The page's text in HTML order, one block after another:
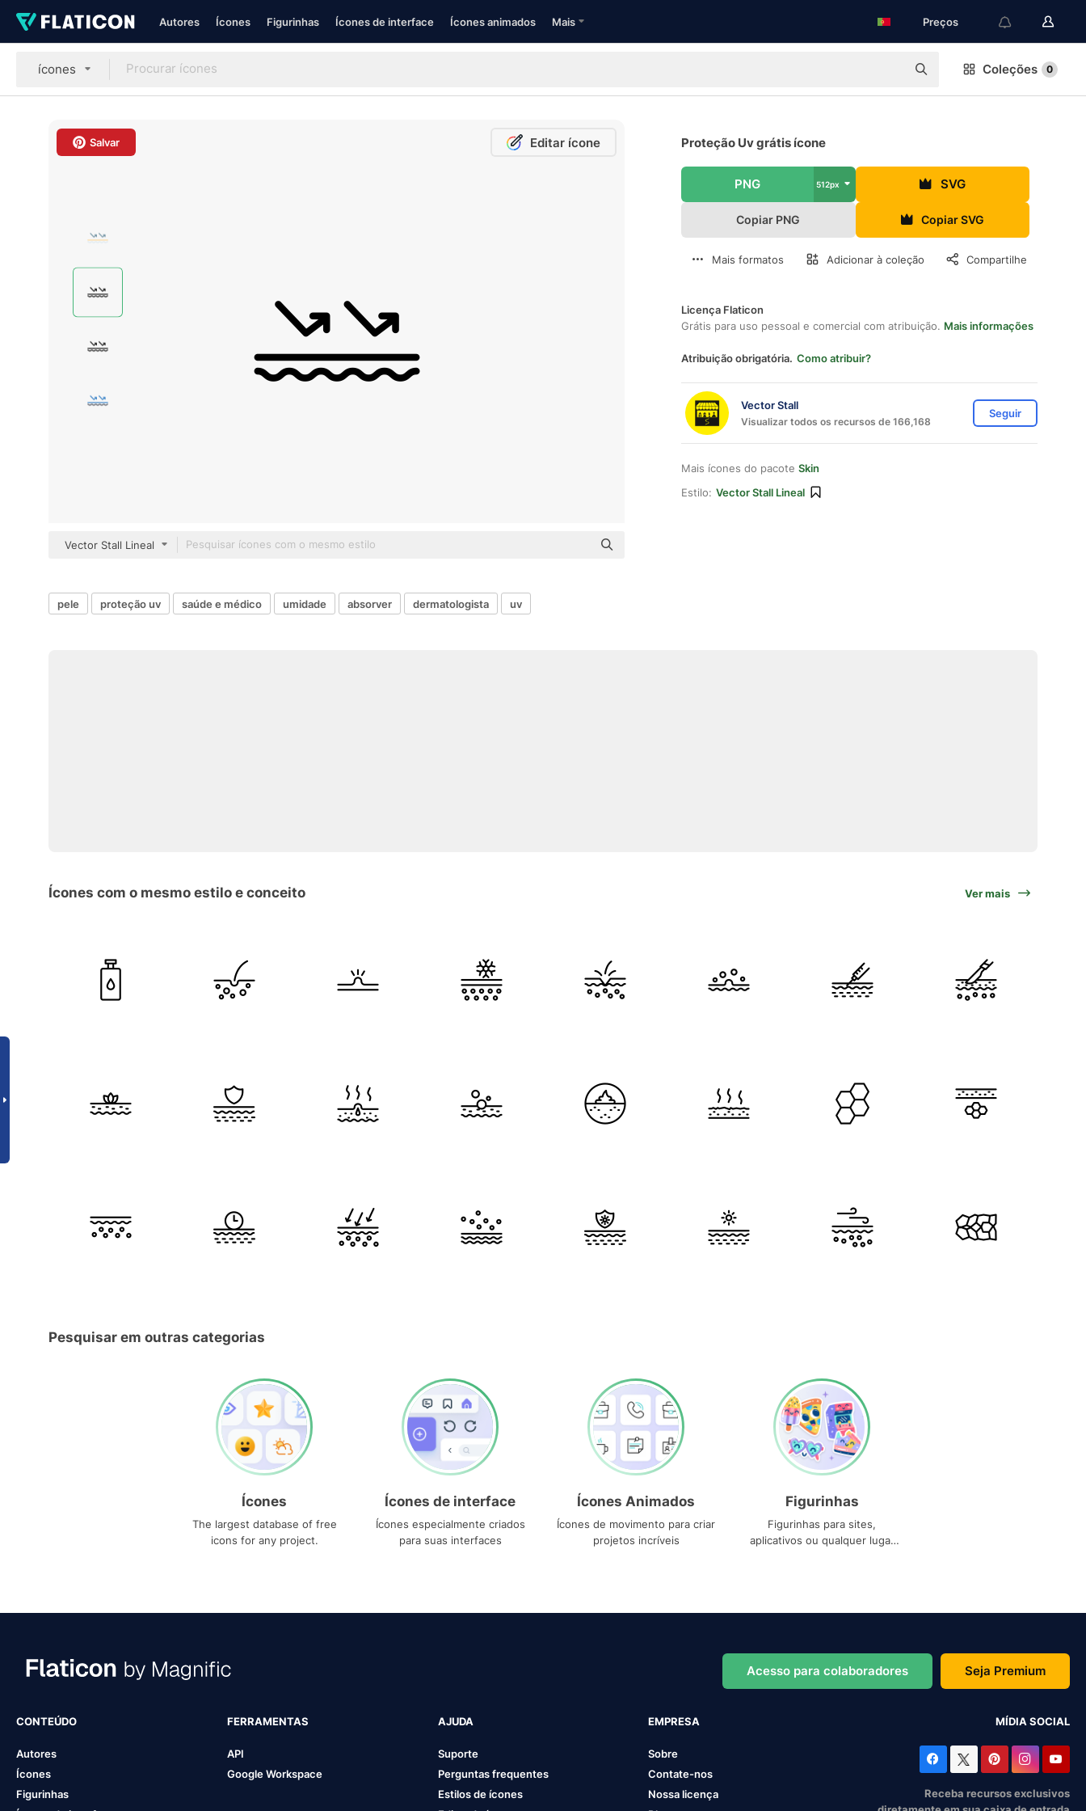
Autores Ícones Figurinhas Ícones de interface Ícones animados Mais Preços
ícones Coleções 0
Salvar Editar ícone
Vector Stall Lineal
Proteção Uv grátis ícone
PNG 512px SVG
Copiar PNG Copiar SVG
Mais formatos Adicionar à coleção Compartilhe
Licença Flaticon
Grátis para uso pessoal e comercial com atribuição. Mais informações
Atribuição obrigatória. Como atribuir?
Vector Stall
Visualizar todos os recursos de 166,168
Seguir
Mais ícones do pacote Skin
Estilo: Vector Stall Lineal
pele proteção uv saúde e médico umidade absorver dermatologista uv
Ícones com o mesmo estilo e conceito Ver mais
Pesquisar em outras categorias
Ícones
The largest database of free
icons for any project.
Ícones de interface
Ícones especialmente criados
para suas interfaces
Ícones Animados
Ícones de movimento para criar
projetos incríveis
Figurinhas
Figurinhas para sites,
aplicativos ou qualquer lugar
Acesso para colaboradores Seja Premium
CONTEÚDO
Autores
Ícones
Figurinhas
FERRAMENTAS
API
Google Workspace
AJUDA
Suporte
Perguntas frequentes
Estilos de ícones
EMPRESA
Sobre
Contate-nos
Nossa licença
MÍDIA SOCIAL
Receba recursos exclusivos